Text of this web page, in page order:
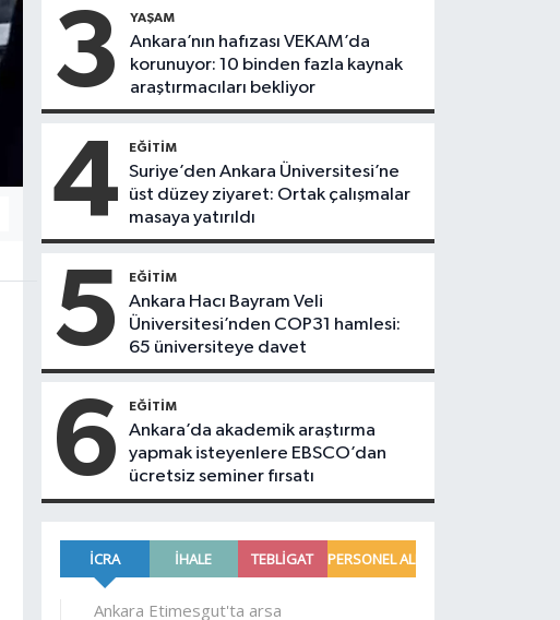
3 YAŞAM
Ankara’nın hafızası VEKAM’da
korunuyor: 10 binden fazla kaynak
araştırmacıları bekliyor
4 EĞITIM
Suriye’den Ankara Üniversitesi’ne
üst düzey ziyaret: Ortak çalışmalar
masaya yatırıldı
5 EĞITIM
Ankara Hacı Bayram Veli
Üniversitesi’nden COP31 hamlesi:
65 üniversiteye davet
6 EĞITIM
Ankara’da akademik araştırma
yapmak isteyenlere EBSCO’dan
ücretsiz seminer fırsatı